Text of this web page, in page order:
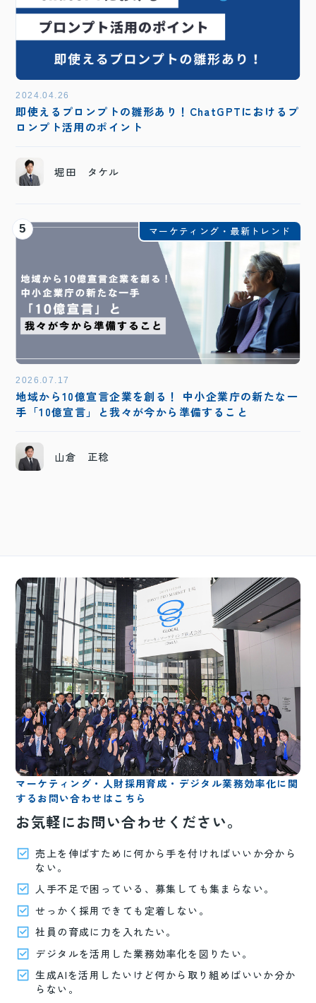
2024.04.26
即使えるプロンプトの雛形あり！ChatGPTにおけるプ
ロンプト活用のポイント
堀田 タケル
5 マーケティング・最新トレンド
2026.07.17
地域から10億宣言企業を創る！ 中小企業庁の新たな一
手「10億宣言」と我々が今から準備すること
山倉 正稔
マーケティング・人財採用育成・デジタル業務効率化に関
するお問い合わせはこちら
お気軽にお問い合わせください。
売上を伸ばすために何から手を付ければいいか分から
ない。
人手不足で困っている、募集しても集まらない。
せっかく採用できても定着しない。
社員の育成に力を入れたい。
デジタルを活用した業務効率化を図りたい。
生成AIを活用したいけど何から取り組めばいいか分か
らない。